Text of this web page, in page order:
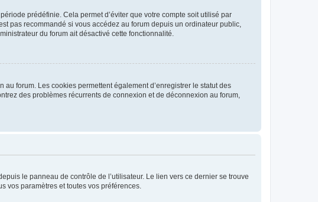
prédéfinie. Cela permet d’éviter que votre compte soit utilisé par
pas recommandé si vous accédez au forum depuis un ordinateur public,
du forum ait désactivé cette fonctionnalité.
forum. Les cookies permettent également d’enregistrer le statut des
des problèmes récurrents de connexion et de déconnexion au forum,
le panneau de contrôle de l’utilisateur. Le lien vers ce dernier se trouve
vos paramètres et toutes vos préférences.